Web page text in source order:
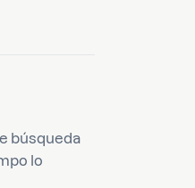
búsqueda
lo